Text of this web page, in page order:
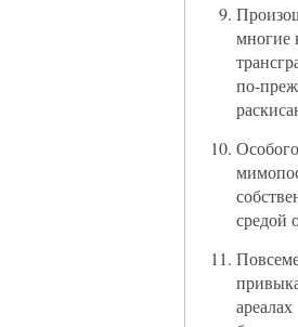
многие
по-
средой